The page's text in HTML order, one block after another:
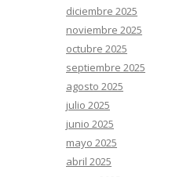
diciembre 2025
noviembre 2025
octubre 2025
septiembre 2025
agosto 2025
julio 2025
junio 2025
mayo 2025
abril 2025